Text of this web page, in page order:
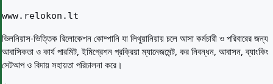
www.relokon.lt
ভিলনিয়াস-ভিত্তিক রিলোকেশন কোম্পানি যা লিথুয়ানিয়ায় চলে আসা কর্মচারী ও পরিবারের জন্য
আবাসিকতা ও কার্য পারমিট, ইমিগ্রেশন প্রক্রিয়া ম্যানেজমেন্ট, কর নিবন্ধন, আবাসন, ব্যাংকিং
সেটআপ ও বিদায় সহায়তা পরিচালনা করে।